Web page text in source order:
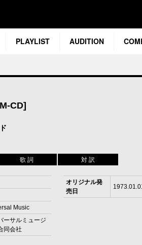
PLAYLIST AUDITION
CD]
歌 詞 対 訳
Music
ーサルミュージ
同会社
オリジナル発
売日